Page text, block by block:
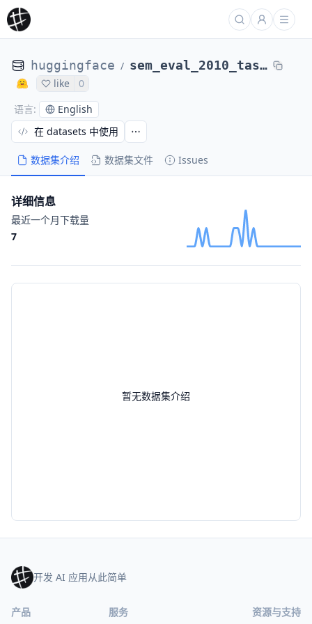
huggingface / sem_eval_2010_task_8
like
0
语言: English
数据集介绍 数据集文件 Issues
在 datasets 中使用
暂无数据集介绍
详细信息
最近一个月下载量
7
开发 AI 应用从此简单
产品 服务 资源与支持